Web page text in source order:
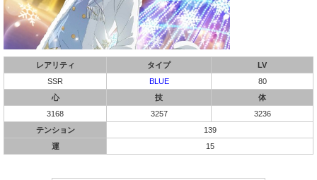
レアリティ タイプ
LV
SSR
BLUE
80
心
技
体
3168
3257
3236
テンション
139
運
15